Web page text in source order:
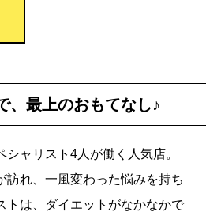
、最上のおもてなし♪
ャリスト4人が働く人気店。
訪れ、一風変わった悩みを持ち
トは、ダイエットがなかなかで